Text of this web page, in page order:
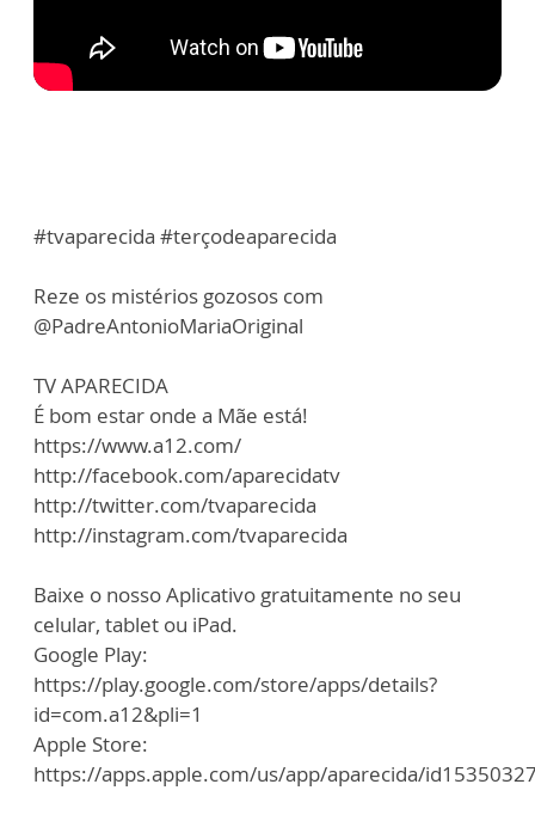
#tvaparecida #terçodeaparecida
Reze os mistérios gozosos com
@PadreAntonioMariaOriginal
TV APARECIDA
É bom estar onde a Mãe está!
https://www.a12.com/
http://facebook.com/aparecidatv
http://twitter.com/tvaparecida
http://instagram.com/tvaparecida
Baixe o nosso Aplicativo gratuitamente no seu
celular, tablet ou iPad.
Google Play:
https://play.google.com/store/apps/details?
id=com.a12&pli=1
Apple Store:
https://apps.apple.com/us/app/aparecida/